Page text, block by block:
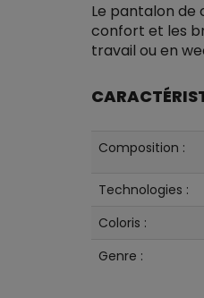
Le pantalon de
confort et les
travail ou en
Composition :
Technologies :
Coloris :
Genre :